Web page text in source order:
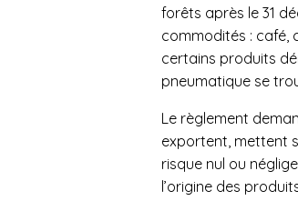
forêts après le 31
commodités : café,
certains produits
pneumatique se
Le règlement
exportent, mettent
risque nul ou
l’origine des